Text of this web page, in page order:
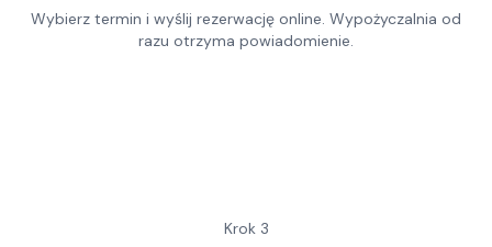
Wybierz termin i wyślij rezerwację online. Wypożyczalnia od
razu otrzyma powiadomienie.
Krok 3